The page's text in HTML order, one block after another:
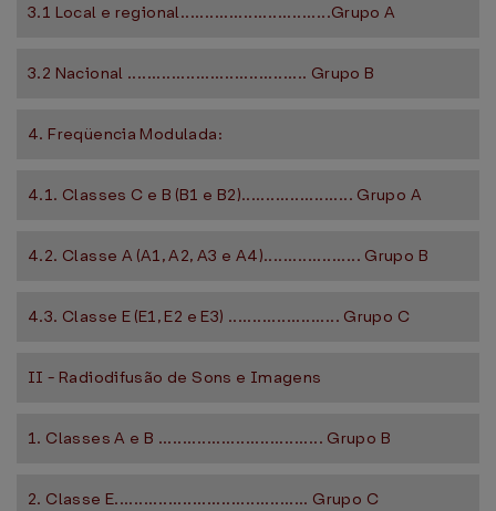
3.1 Local e regional...............................Grupo A
3.2 Nacional ..................................... Grupo B
4. Freqüencia Modulada:
4.1. Classes C e B (B1 e B2)....................... Grupo A
4.2. Classe A (A1, A2, A3 e A4).................... Grupo B
4.3. Classe E (E1, E2 e E3) ....................... Grupo C
II - Radiodifusão de Sons e Imagens
1. Classes A e B .................................. Grupo B
2. Classe E........................................ Grupo C